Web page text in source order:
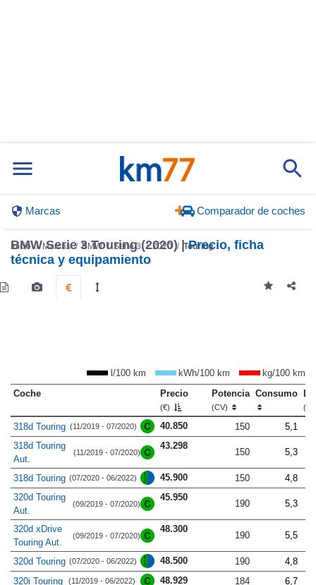
Marcas Comparador de coches
Inicio Marcas BMW Serie 3 2020 Touring
BMW Serie 3 Touring (2020) |Precio, ficha
técnica y equipamiento
l/100 km kWh/100 km
kg/100 km
Coche
Precio
(€)
Potencia
(CV)
Consumo
318d Touring (11/2019 - 07/2020) 40.850 150
5,1
318d Touring
Aut.
(11/2019 - 07/2020)
43.298
150 5,3
318d Touring (07/2020 - 06/2022) 45.900 150
4,8
320d Touring
Aut.
(09/2019 - 07/2020)
45.950
190 5,3
320d xDrive
Touring Aut.
(09/2019 - 07/2020)
48.300
190 5,5
320d Touring (07/2020 - 06/2022) 48.500 190
4,8
320i Touring
(11/2019 - 06/2022) 48.929 184
6,7